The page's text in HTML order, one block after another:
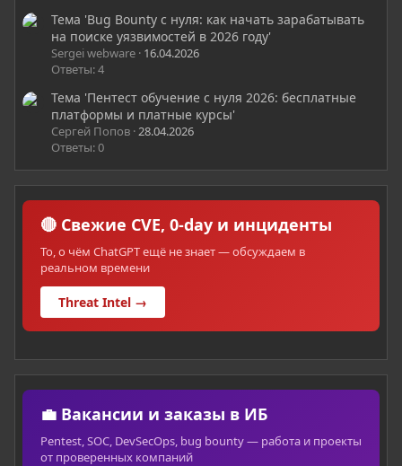
Тема 'Bug Bounty с нуля: как начать зарабатывать
на поиске уязвимостей в 2026 году'
Sergei webware 16.04.2026
Ответы: 4
Тема 'Пентест обучение с нуля 2026: бесплатные
платформы и платные курсы'
Сергей Попов 28.04.2026
Ответы: 0
🔴 Свежие CVE, 0-day и инциденты
То, о чём ChatGPT ещё не знает — обсуждаем в
реальном времени
Threat Intel →
💼 Вакансии и заказы в ИБ
Pentest, SOC, DevSecOps, bug bounty — работа и проекты
от проверенных компаний